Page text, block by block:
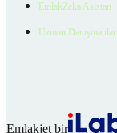
EmlakZeka Asistan
Uzman Danışmanlar
Emlakjet bir